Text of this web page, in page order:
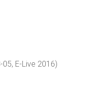
E-Live 2016)